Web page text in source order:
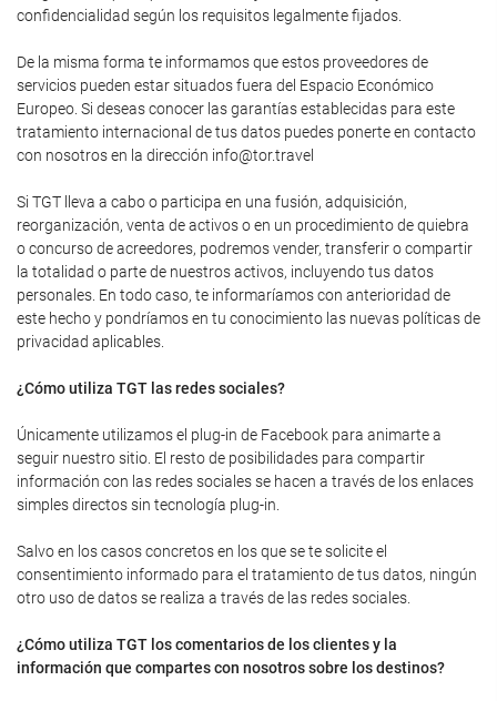
confidencialidad según los requisitos legalmente fijados.
De la misma forma te informamos que estos proveedores de
servicios pueden estar situados fuera del Espacio Económico
Europeo. Si deseas conocer las garantías establecidas para este
tratamiento internacional de tus datos puedes ponerte en contacto
con nosotros en la dirección info@tor.travel
Si TGT lleva a cabo o participa en una fusión, adquisición,
reorganización, venta de activos o en un procedimiento de quiebra
o concurso de acreedores, podremos vender, transferir o compartir
la totalidad o parte de nuestros activos, incluyendo tus datos
personales. En todo caso, te informaríamos con anterioridad de
este hecho y pondríamos en tu conocimiento las nuevas políticas de
privacidad aplicables.
¿Cómo utiliza TGT las redes sociales?
Únicamente utilizamos el plug-in de Facebook para animarte a
seguir nuestro sitio. El resto de posibilidades para compartir
información con las redes sociales se hacen a través de los enlaces
simples directos sin tecnología plug-in.
Salvo en los casos concretos en los que se te solicite el
consentimiento informado para el tratamiento de tus datos, ningún
otro uso de datos se realiza a través de las redes sociales.
¿Cómo utiliza TGT los comentarios de los clientes y la
información que compartes con nosotros sobre los destinos?